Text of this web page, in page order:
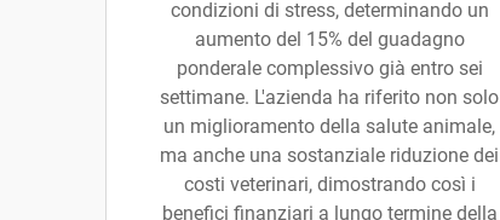
condizioni di stress, determinando un
aumento del 15% del guadagno
ponderale complessivo già entro sei
settimane. L'azienda ha riferito non solo
un miglioramento della salute animale,
ma anche una sostanziale riduzione dei
costi veterinari, dimostrando così i
benefici finanziari a lungo termine della